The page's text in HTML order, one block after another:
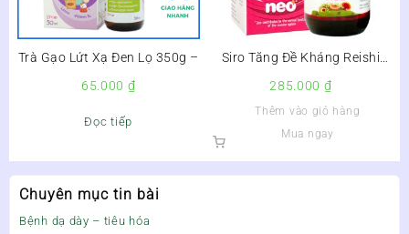
Chuyên mục tin bài
Bệnh dạ dày – tiêu hóa
Trà Gạo Lứt Xạ Đen Lọ 350g –
65.000 ₫
Đọc tiếp
Siro Tăng Đề Kháng Reishi
150ml –
285.000 ₫
Thêm vào giỏ hàng
Mua ngay